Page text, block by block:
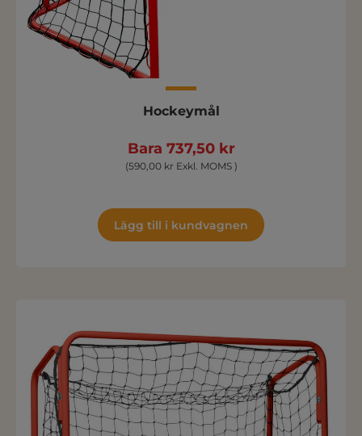
Hockeymål
Bara 737,50 kr
(590,00 kr Exkl. MOMS )
Lägg till i kundvagnen